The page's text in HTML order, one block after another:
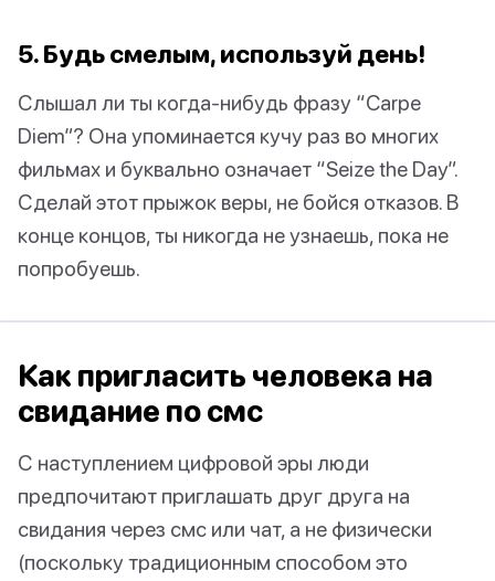
5. Будь смелым, используй день!
Слышал ли ты когда-нибудь фразу “Carpe
Diem”? Она упоминается кучу раз во многих
фильмах и буквально означает “Seize the Day”.
Сделай этот прыжок веры, не бойся отказов. В
конце концов, ты никогда не узнаешь, пока не
попробуешь.
Как пригласить человека на
свидание по смс
С наступлением цифровой эры люди
предпочитают приглашать друг друга на
свидания через смс или чат, а не физически
(поскольку традиционным способом это